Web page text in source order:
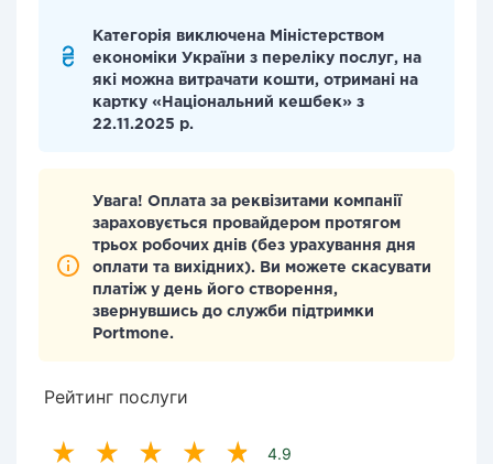
Категорія виключена Міністерством
економіки України з переліку послуг, на
які можна витрачати кошти, отримані на
картку «Національний кешбек» з
22.11.2025 р.
Увага! Оплата за реквізитами компанії
зараховується провайдером протягом
трьох робочих днів (без урахування дня
оплати та вихідних). Ви можете скасувати
платіж у день його створення,
звернувшись до служби підтримки
Portmone.
Рейтинг послуги
4.9